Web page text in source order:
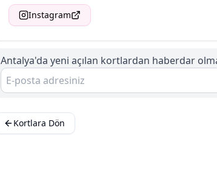
Instagram
Antalya'da yeni açılan kortlardan haberdar
Kortlara Dön